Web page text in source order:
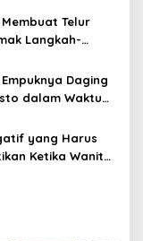
Telur
Langkah-
Daging
dalam Waktu
yang Harus
Ketika Wanita